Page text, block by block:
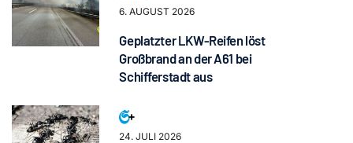
6. AUGUST 2026
Geplatzter LKW-Reifen löst
Großbrand an der A61 bei
Schifferstadt aus
24. JULI 2026